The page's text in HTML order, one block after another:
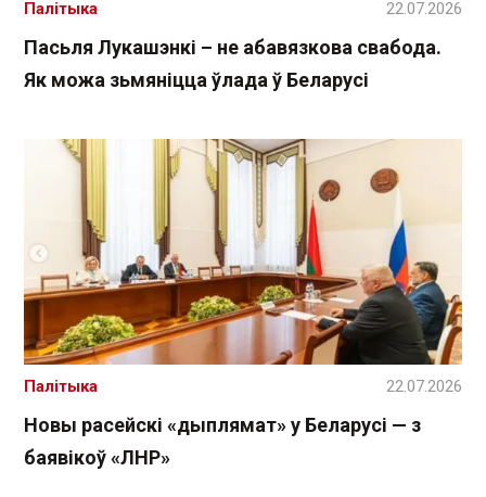
Пасьля Лукашэнкі – не абавязкова свабода.
Як можа зьмяніцца ўлада ў Беларусі
Палітыка 22.07.2026
Новы расейскі «дыплямат» у Беларусі — з
баявікоў «ЛНР»
Палітыка 22.07.2026